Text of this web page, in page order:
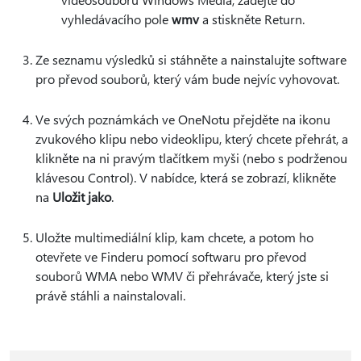
vyhledávacího polewmva stiskněte Return.
Ze seznamu výsledků si stáhněte a nainstalujte software
pro převod souborů, který vám bude nejvíc vyhovovat.
Ve svých poznámkách ve OneNotu přejděte na ikonu
zvukového klipu nebo videoklipu, který chcete přehrát, a
klikněte na ni pravým tlačítkem myši (nebo s podrženou
klávesou Control). V nabídce, která se zobrazí, klikněte
na Uložit jako.
Uložte multimediální klip, kam chcete, a potom ho
otevřete ve Finderu pomocí softwaru pro převod
souborů WMA nebo WMV či přehrávače, který jste si
právě stáhli a nainstalovali.